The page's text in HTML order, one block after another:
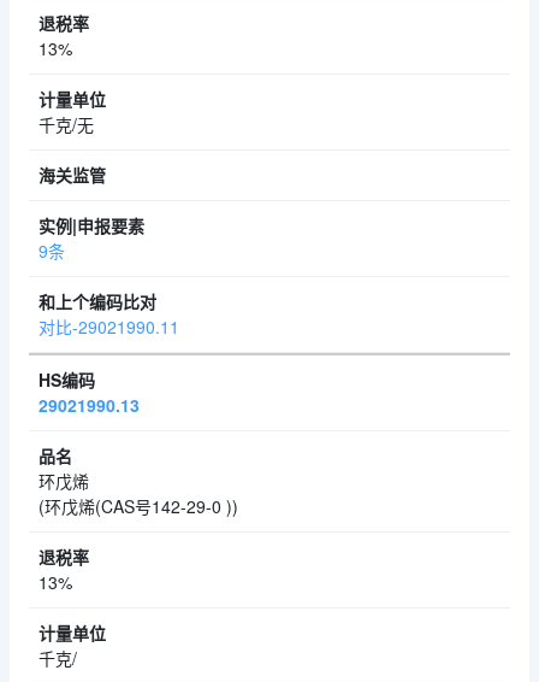
13%
千克/无
9条
对比-29021990.11
29021990.13
环戊烯
(环戊烯(CAS号142-29-0 ))
13%
千克/